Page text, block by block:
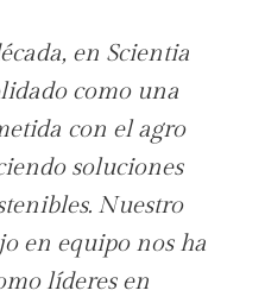
en Scientia
como una
con el agro
soluciones
Nuestro
en equipo nos ha
líderes en